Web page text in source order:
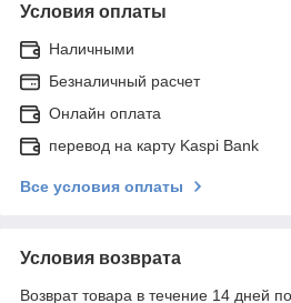
Условия оплаты
Наличными
Безналичный расчет
Онлайн оплата
перевод на карту Kaspi Bank
Все условия оплаты
Условия возврата
Возврат товара в течение 14 дней